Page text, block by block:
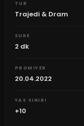
TUR
Trajedi & Dram
SURE
2 dk
PROMIYER
20.04.2022
YAS SINIRI
+10